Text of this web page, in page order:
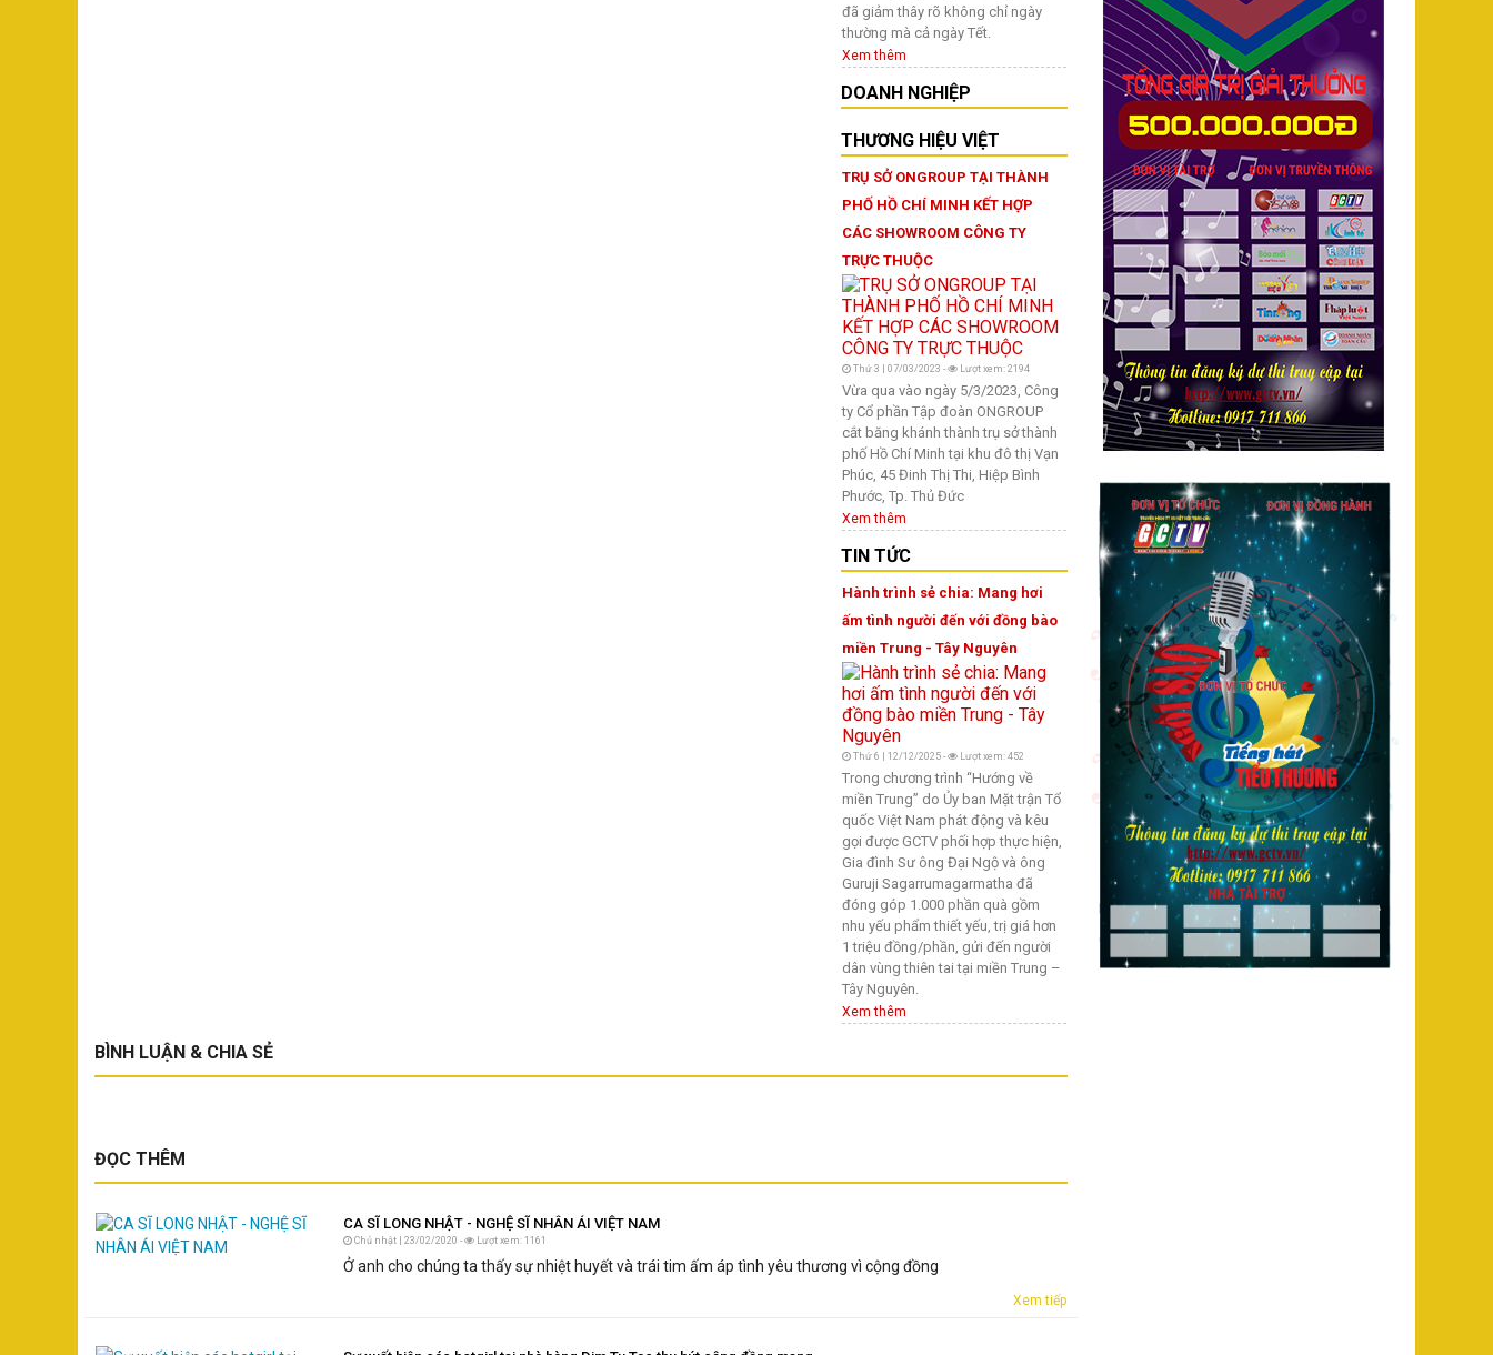
đã giảm thây rõ không chỉ ngày
thường mà cả ngày Tết.
Xem thêm
DOANH NGHIỆP
THƯƠNG HIỆU VIỆT
TRỤ SỞ ONGROUP TẠI THÀNH
PHỐ HỒ CHÍ MINH KẾT HỢP
CÁC SHOWROOM CÔNG TY
TRỰC THUỘC
Thứ 3 | 07/03/2023 - Lượt xem: 2194
Vừa qua vào ngày 5/3/2023, Công
ty Cổ phần Tập đoàn ONGROUP
cắt băng khánh thành trụ sở thành
phố Hồ Chí Minh tại khu đô thị Vạn
Phúc, 45 Đinh Thị Thi, Hiệp Bình
Phước, Tp. Thủ Đức
Xem thêm
TIN TỨC
Hành trình sẻ chia: Mang hơi
ấm tình người đến với đồng bào
miền Trung - Tây Nguyên
Thứ 6 | 12/12/2025 - Lượt xem: 452
Trong chương trình “Hướng về
miền Trung” do Ủy ban Mặt trận Tổ
quốc Việt Nam phát động và kêu
gọi được GCTV phối hợp thực hiện,
Gia đình Sư ông Đại Ngộ và ông
Guruji Sagarrumagarmatha đã
đóng góp 1.000 phần quà gồm
nhu yếu phẩm thiết yếu, trị giá hơn
1 triệu đồng/phần, gửi đến người
dân vùng thiên tai tại miền Trung –
Tây Nguyên.
Xem thêm
BÌNH LUẬN & CHIA SẺ
ĐỌC THÊM
CA SĨ LONG NHẬT - NGHỆ SĨ NHÂN ÁI VIỆT NAM
Chủ nhật | 23/02/2020 - Lượt xem: 1161
Ở anh cho chúng ta thấy sự nhiệt huyết và trái tim ấm áp tình yêu thương vì cộng đồng
Xem tiếp